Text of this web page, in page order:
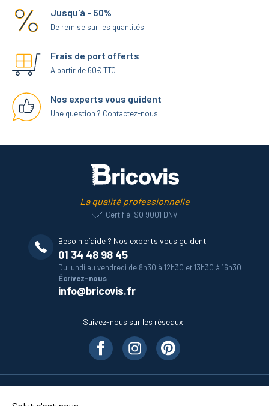
Jusqu'à - 50%
De remise sur les quantités
Frais de port offerts
A partir de 60€ TTC
Nos experts vous guident
Une question ? Contactez-nous
La qualité professionnelle
Certifié ISO 9001 DNV
Besoin d’aide ? Nos experts vous guident
01 34 48 98 45
Du lundi au vendredi de 8h30 à 12h30 et 13h30 à 16h30
Écrivez-nous
info@bricovis.fr
Suivez-nous sur les réseaux !